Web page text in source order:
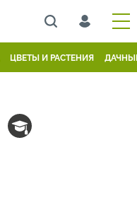
ЦВЕТЫ И РАСТЕНИЯ